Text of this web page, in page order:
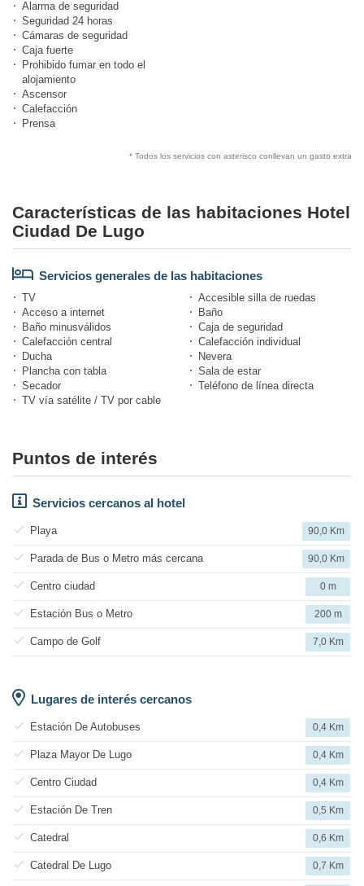
Alarma de seguridad
Seguridad 24 horas
Cámaras de seguridad
Caja fuerte
Prohibido fumar en todo el
alojamiento
Ascensor
Calefacción
Prensa
* Todos los servicios con asterisco conllevan un gasto extra
Características de las habitaciones Hotel
Ciudad De Lugo
Servicios generales de las habitaciones
TV
Accesible silla de ruedas
Acceso a internet
Baño
Baño minusválidos
Caja de seguridad
Calefacción central
Calefacción individual
Ducha
Nevera
Plancha con tabla
Sala de estar
Secador
Teléfono de línea directa
TV vía satélite / TV por cable
Puntos de interés
Servicios cercanos al hotel
Playa 90,0 Km
Parada de Bus o Metro más cercana 90,0 Km
Centro ciudad 0 m
Estación Bus o Metro 200 m
Campo de Golf 7,0 Km
Lugares de interés cercanos
Estación De Autobuses 0,4 Km
Plaza Mayor De Lugo 0,4 Km
Centro Ciudad 0,4 Km
Estación De Tren 0,5 Km
Catedral 0,6 Km
Catedral De Lugo 0,7 Km